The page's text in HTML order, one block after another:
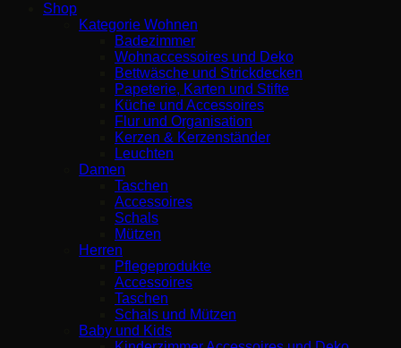
Shop
Kategorie Wohnen
Badezimmer
Wohnaccessoires und Deko
Bettwäsche und Strickdecken
Papeterie, Karten und Stifte
Küche und Accessoires
Flur und Organisation
Kerzen & Kerzenständer
Leuchten
Damen
Taschen
Accessoires
Schals
Mützen
Herren
Pflegeprodukte
Accessoires
Taschen
Schals und Mützen
Baby und Kids